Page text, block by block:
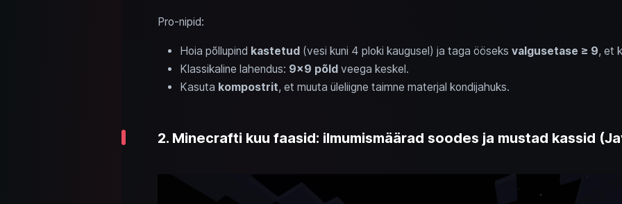
Pro-nipid:
Hoia põllupind kastetud(vesi kuni 4 ploki kaugusel) ja taga ööseks valgusetase ≥ 9, et
Klassikaline lahendus: 9×9 põldveega keskel.
Kasuta kompostrit, et muuta üleliigne taimne materjal kondijahuks.
2. Minecrafti kuu faasid: ilmumismäärad soodes ja mustad kassid